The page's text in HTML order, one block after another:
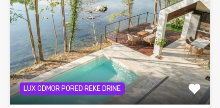
LUX ODMOR PORED REKE DRINE